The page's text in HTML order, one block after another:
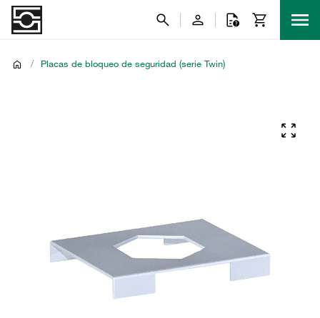
/ Placas de bloqueo de seguridad (serie Twin)